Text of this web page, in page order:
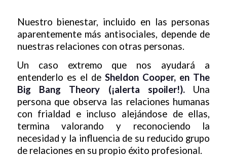
Nuestro bienestar, incluido en las personas
aparentemente más antisociales, depende de
nuestras relaciones con otras personas.
Un caso extremo que nos ayudará a
entenderlo es el deSheldon Cooper, en The
Big Bang Theory (¡alerta spoiler!). Una
persona que observa las relaciones humanas
con frialdad e incluso alejándose de ellas,
termina valorando y reconociendo la
necesidad y la influencia de su reducido grupo
de relaciones en su propio éxito profesional.